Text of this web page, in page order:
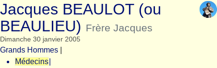
Jacques BEAULOT (ou
BEAULIEU) Frère Jacques
Dimanche 30 janvier 2005
Grands Hommes
Médecins